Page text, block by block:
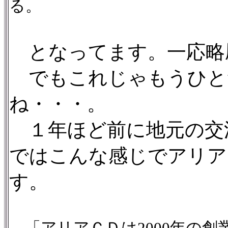
る。
となってます。一応
でもこれじゃもうひ
ね・・・。
１年ほど前に地元の
ではこんな感じでアリ
す。